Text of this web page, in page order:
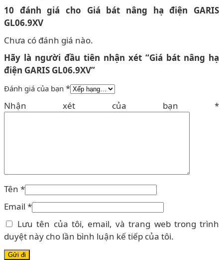
10 đánh giá cho Giá bát nâng hạ điện GARIS
GL06.9XV
Chưa có đánh giá nào.
Hãy là người đầu tiên nhận xét “Giá bát nâng hạ
điện GARIS GL06.9XV”
Đánh giá của bạn *
Nhận xét của bạn *
Tên *
Email *
Lưu tên của tôi, email, và trang web trong trình
duyệt này cho lần bình luận kế tiếp của tôi.